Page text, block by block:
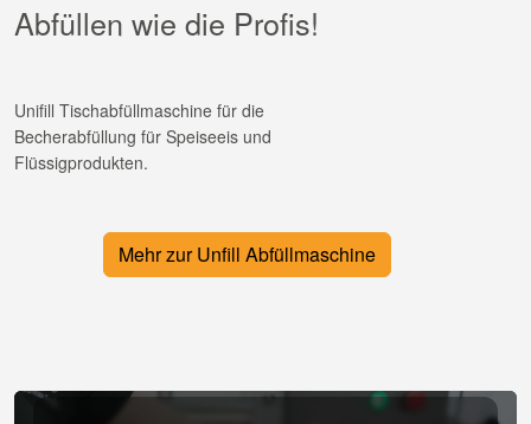
Abfüllen wie die Profis!
Unifill Tischabfüllmaschine für die
Becherabfüllung für Speiseeis und
Flüssigprodukten.
Mehr zur Unfill Abfüllmaschine